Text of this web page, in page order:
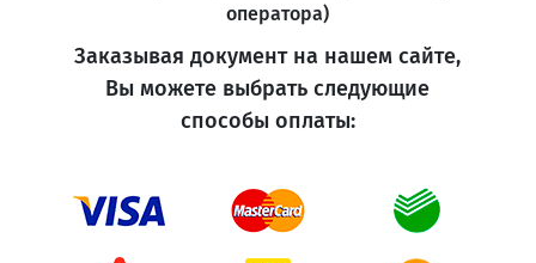
оператора)
Заказывая документ на нашем сайте,
Вы можете выбрать следующие
способы оплаты: